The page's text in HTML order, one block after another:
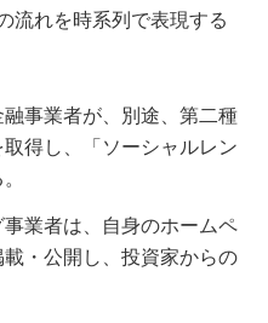
流れを時系列で表現する
事業者が、別途、第二種
得し、「ソーシャルレン
業者は、自身のホームペ
・公開し、投資家からの